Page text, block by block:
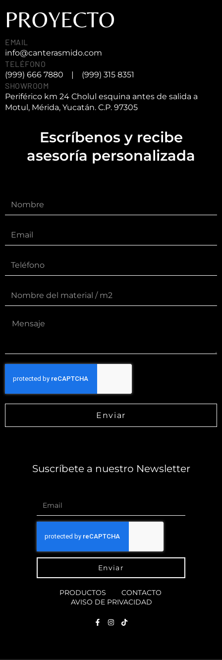
PROYECTO
EMAIL
info@canterasmido.com
TELÉFONO
(999) 666 7880
|
(999) 315 8351
SHOWROOM
Periférico km 24 Cholul esquina antes de salida a
Motul, Mérida, Yucatán. C.P. 97305
Escríbenos y recibe
asesoría personalizada
Enviar
Suscríbete a nuestro Newsletter
Enviar
PRODUCTOS
CONTACTO
AVISO DE PRIVACIDAD